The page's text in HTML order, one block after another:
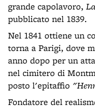
grande capolavoro,
pubblicato nel 1839.
Nel 1841 ottiene un
torna a Parigi, dove
anno dopo per un
nel cimitero di
posto l'epitaffio
Fondatore del